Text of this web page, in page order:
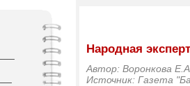
Народная
Автор: Воронкова Е.А
Источник: Газета